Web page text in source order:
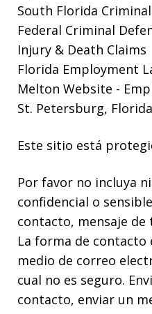
South Florida
Federal Criminal
Injury & Death Claims
Florida Employment
Melton Website -
St. Petersburg, Florida
Este sitio está
Por favor no incluya
confidencial o
contacto, mensaje de
La forma de
medio de correo
cual no es seguro.
contacto, enviar un